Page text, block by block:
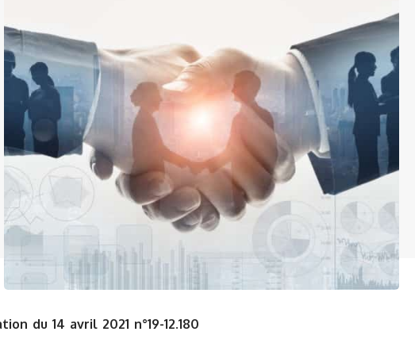
du 14 avril 2021 n°19-12.180